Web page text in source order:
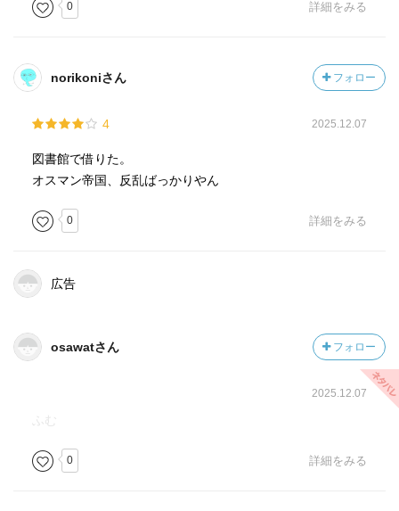
0 詳細をみる
norikoniさん フォロー
4 2025.12.07
図書館で借りた。
オスマン帝国、反乱ばっかりやん
0 詳細をみる
広告
osawatさん フォロー
2025.12.07
0 詳細をみる